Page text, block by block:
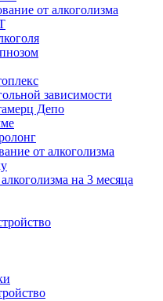
от алкоголизма
зависимости
Депо
от алкоголизма
на 3 месяца